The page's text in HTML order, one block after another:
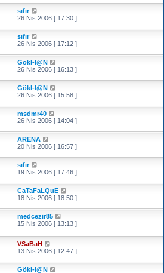
e
sıfır
26 Nis 2006 [ 17:30 ]
sıfır
26 Nis 2006 [ 17:12 ]
Gökl-l@N
26 Nis 2006 [ 16:13 ]
Gökl-l@N
26 Nis 2006 [ 15:58 ]
msdmr40
26 Nis 2006 [ 14:04 ]
ARENA
20 Nis 2006 [ 16:57 ]
sıfır
19 Nis 2006 [ 17:46 ]
CaTaFaLQuE
18 Nis 2006 [ 18:50 ]
medcezir85
15 Nis 2006 [ 13:13 ]
VSaBaH
13 Nis 2006 [ 12:47 ]
Gökl-l@N